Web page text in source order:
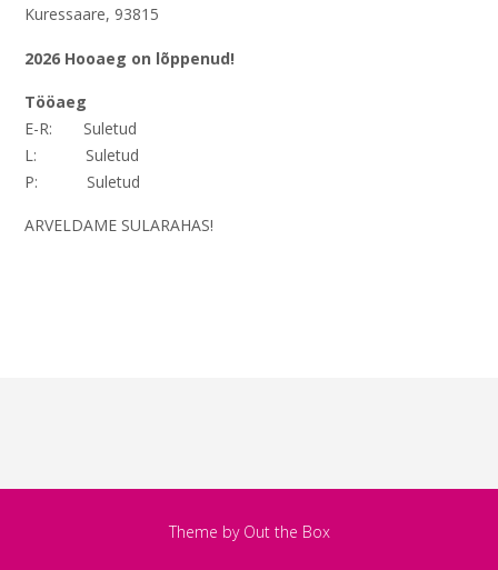
Kuressaare, 93815
2026 Hooaeg on lõppenud!
Tööaeg
E-R: Suletud
L: Suletud
P: Suletud
ARVELDAME SULARAHAS!
Theme by Out the Box